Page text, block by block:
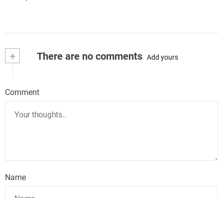
+ There are no comments Add yours
Comment
Name